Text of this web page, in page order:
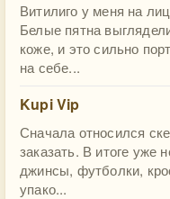
Витилиго у меня на
Белые пятна
коже, и это сильно
на себе...
Kupi Vip
Сначала относился
заказать. В итоге уже
джинсы, футболки,
упако...